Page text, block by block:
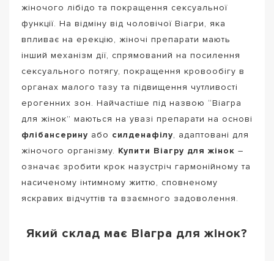
жіночого лібідо та покращення сексуальної
функції. На відміну від чоловічої Віагри, яка
впливає на ерекцію, жіночі препарати мають
інший механізм дії, спрямований на посилення
сексуального потягу, покращення кровообігу в
органах малого тазу та підвищення чутливості
ерогенних зон. Найчастіше під назвою “Віагра
для жінок” маються на увазі препарати на основі
флібансерину або силденафілу, адаптовані для
жіночого організму. Купити Віагру для жінок –
означає зробити крок назустріч гармонійному та
насиченому інтимному життю, сповненому
яскравих відчуттів та взаємного задоволення.
Який склад має Віагра для жінок?